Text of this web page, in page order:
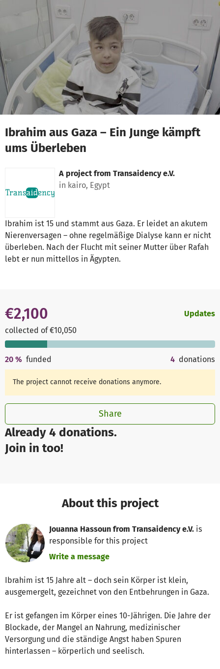
Skip to main content
Show accessibility statement
Ibrahim aus Gaza – Ein Junge kämpft
ums Überleben
A project from Transaidency e.V.
in kairo, Egypt
Ibrahim ist 15 und stammt aus Gaza. Er leidet an akutem
Nierenversagen – ohne regelmäßige Dialyse kann er nicht
überleben. Nach der Flucht mit seiner Mutter über Rafah
lebt er nun mittellos in Ägypten.
Already 4 donations.
Join in too!
€2,100
collected of €10,050
Updates
20 % funded 4 donations
The project cannot receive donations anymore.
Share
About this project
Jouanna Hassoun from Transaidency e.V. is
responsible for this project
Write a message
Ibrahim ist 15 Jahre alt – doch sein Körper ist klein,
ausgemergelt, gezeichnet von den Entbehrungen in Gaza.
Er ist gefangen im Körper eines 10-Jährigen. Die Jahre der
Blockade, der Mangel an Nahrung, medizinischer
Versorgung und die ständige Angst haben Spuren
hinterlassen – körperlich und seelisch.